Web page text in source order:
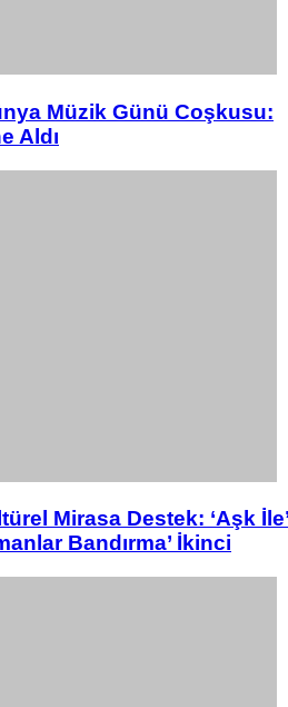
Müzik Günü Coşkusu:
Aldı
Mirasa Destek: ‘Aşk
Bandırma’ İkinci